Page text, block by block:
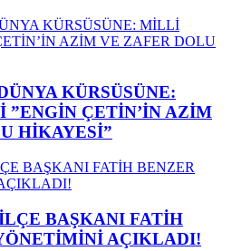
KÜRSÜSÜNE:
”ENGİN ÇETİN’İN AZİM
HİKAYESİ”
BAŞKANI FATİH
AÇIKLADI!